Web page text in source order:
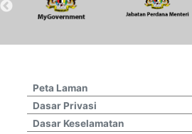
Peta Laman
Dasar Privasi
Dasar Keselamatan